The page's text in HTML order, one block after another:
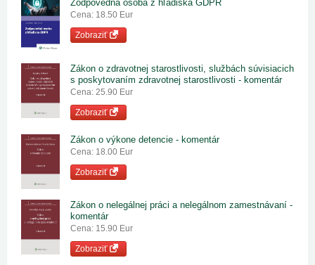
Zodpovedná osoba z hľadiska GDPR
Cena: 18.50 Eur
Zobraziť
Zákon o zdravotnej starostlivosti, službách súvisiacich
s poskytovaním zdravotnej starostlivosti - komentár
Cena: 25.90 Eur
Zobraziť
Zákon o výkone detencie - komentár
Cena: 18.00 Eur
Zobraziť
Zákon o nelegálnej práci a nelegálnom zamestnávaní -
komentár
Cena: 15.90 Eur
Zobraziť